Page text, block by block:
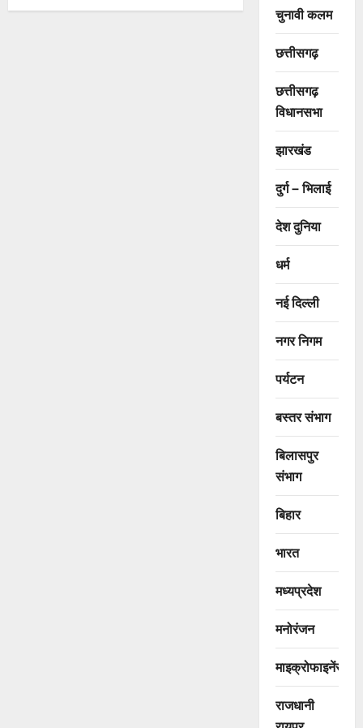
चुनावी कलम
छत्तीसगढ़
छत्तीसगढ़
विधानसभा
झारखंड
दुर्ग – भिलाई
देश दुनिया
धर्म
नई दिल्ली
नगर निगम
पर्यटन
बस्तर संभाग
बिलासपुर
संभाग
बिहार
भारत
मध्यप्रदेश
मनोरंजन
माइक्रोफाइनेंस
राजधानी